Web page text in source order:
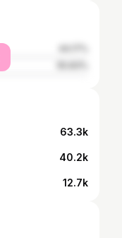
63.3k
40.2k
12.7k